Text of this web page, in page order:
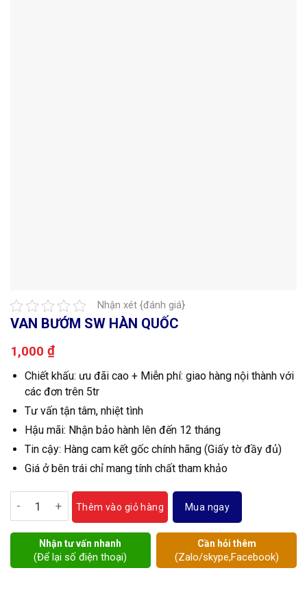
Nhận xét {đánh giá}
VAN BƯỚM SW HÀN QUỐC
1,000 ₫
Chiết khấu: ưu đãi cao + Miễn phí: giao hàng nội thành với
các đơn trên 5tr
Tư vấn tận tâm, nhiệt tình
Hậu mãi: Nhận bảo hành lên đến 12 tháng
Tin cậy: Hàng cam kết gốc chính hãng (Giấy tờ đầy đủ)
Giá ở bên trái chỉ mang tính chất tham khảo
Thêm vào giỏ hàng Mua ngay
Nhận tư vấn nhanh
(Để lại số điện thoại)
Cần hỏi thêm
(Zalo/skype,Facebook)